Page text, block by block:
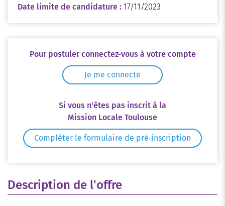
Description de l'offre
Date limite de candidature : 17/11/2023
Pour postuler connectez-vous à votre compte
Je me connecte
Si vous n'êtes pas inscrit à la
Mission Locale Toulouse
Compléter le formulaire de pré‑inscription